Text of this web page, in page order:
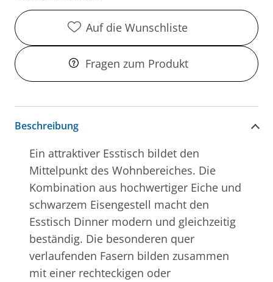
Auf die Wunschliste
Fragen zum Produkt
Beschreibung
Ein attraktiver Esstisch bildet den
Mittelpunkt des Wohnbereiches. Die
Kombination aus hochwertiger Eiche und
schwarzem Eisengestell macht den
Esstisch Dinner modern und gleichzeitig
beständig. Die besonderen quer
verlaufenden Fasern bilden zusammen
mit einer rechteckigen oder